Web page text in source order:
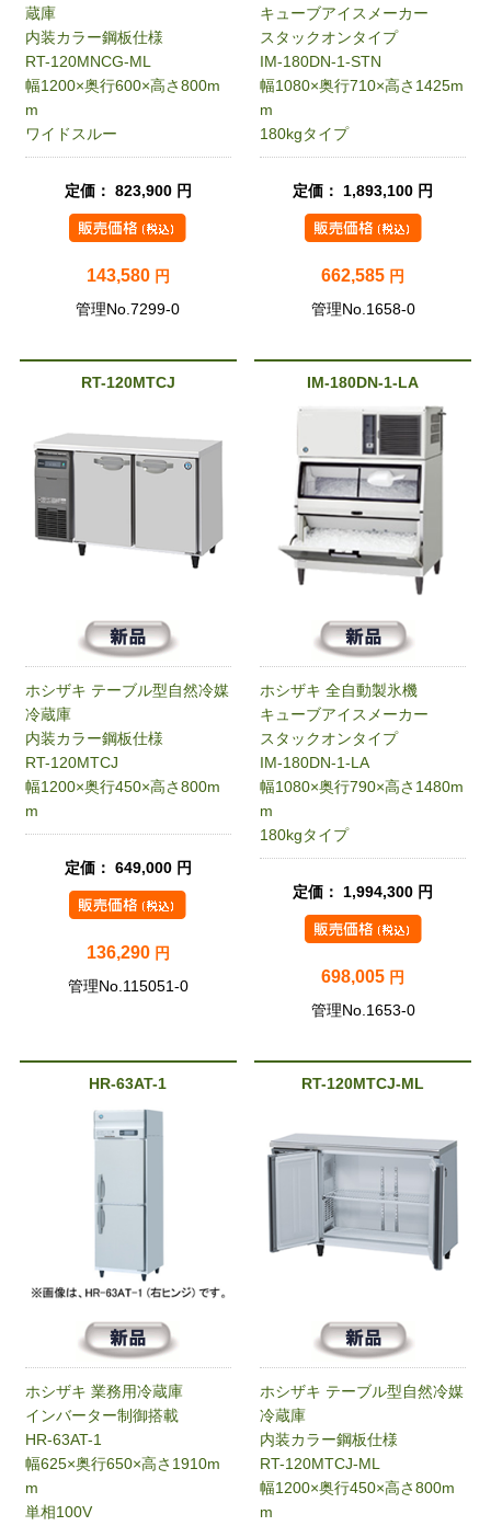
蔵庫
内装カラー鋼板仕様
RT-120MNCG-ML
幅1200×奥行600×高さ800m
m
ワイドスルー
定価： 823,900 円
143,580 円
管理No.7299-0
キューブアイスメーカー
スタックオンタイプ
IM-180DN-1-STN
幅1080×奥行710×高さ1425m
m
180kgタイプ
定価： 1,893,100 円
662,585 円
管理No.1658-0
RT-120MTCJ
ホシザキ テーブル型自然冷媒
冷蔵庫
内装カラー鋼板仕様
RT-120MTCJ
幅1200×奥行450×高さ800m
m
定価： 649,000 円
136,290 円
管理No.115051-0
IM-180DN-1-LA
ホシザキ 全自動製氷機
キューブアイスメーカー
スタックオンタイプ
IM-180DN-1-LA
幅1080×奥行790×高さ1480m
m
180kgタイプ
定価： 1,994,300 円
698,005 円
管理No.1653-0
HR-63AT-1
ホシザキ 業務用冷蔵庫
インバーター制御搭載
HR-63AT-1
幅625×奥行650×高さ1910m
m
単相100V
RT-120MTCJ-ML
ホシザキ テーブル型自然冷媒
冷蔵庫
内装カラー鋼板仕様
RT-120MTCJ-ML
幅1200×奥行450×高さ800m
m